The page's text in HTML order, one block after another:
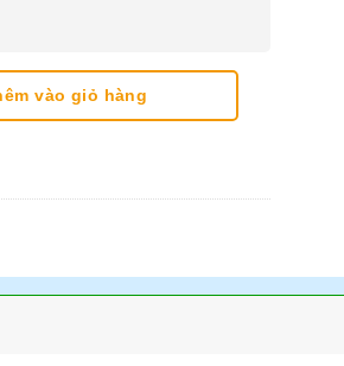
số lượng
vào giỏ hàng